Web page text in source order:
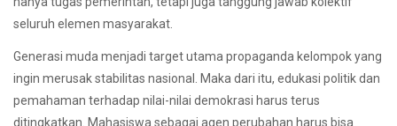
seluruh elemen masyarakat.
Generasi muda menjadi target utama propaganda kelompok yang
ingin merusak stabilitas nasional. Maka dari itu, edukasi politik dan
pemahaman terhadap nilai-nilai demokrasi harus terus
ditingkatkan. Mahasiswa sebagai agen perubahan harus bisa